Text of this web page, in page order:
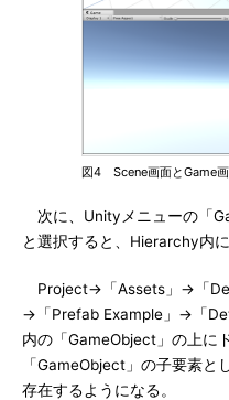
図4 Scene画面とGame
次に、Unityメニューの「
と選択すると、Hierarchy内
Project→「Assets」→「
→「Prefab Example」→「
内の「GameObject」の上に
「GameObject」の子要素
存在するようになる。